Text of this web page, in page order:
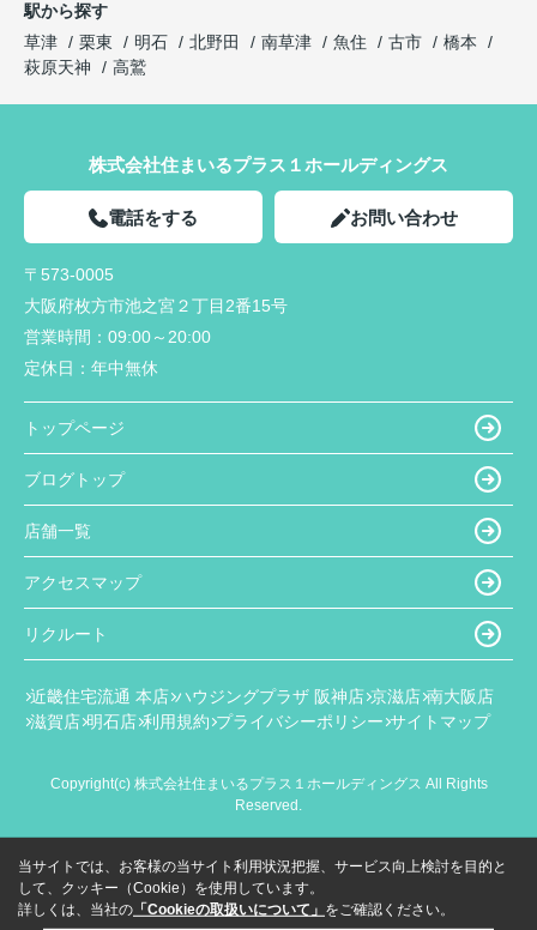
駅から探す
草津
栗東 明石 北野田 南草津 魚住 古市
橋本
萩原天神
高鷲
株式会社住まいるプラス１ホールディングス
電話をする お問い合わせ
〒573-0005
大阪府枚方市池之宮２丁目2番15号
営業時間： 09:00～20:00
定休日： 年中無休
トップページ
ブログトップ
店舗一覧
アクセスマップ
リクルート
近畿住宅流通 本店 ハウジングプラザ 阪神店 京滋店 南大阪店
滋賀店 明石店 利用規約 プライバシーポリシー サイトマップ
Copyright(c) 株式会社住まいるプラス１ホールディングス All Rights
Reserved.
当サイトでは、お客様の当サイト利用状況把握、サービス向上検討を目的と
して、クッキー（Cookie）を使用しています。
詳しくは、当社の 「Cookieの取扱いについて」 をご確認ください。